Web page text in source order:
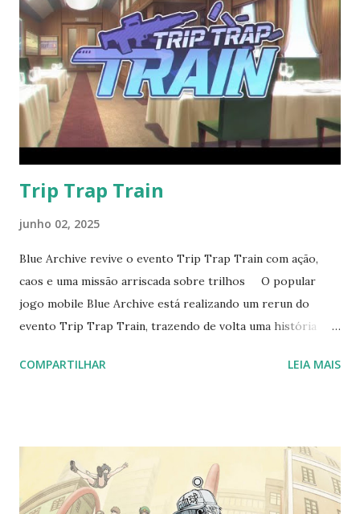
segunda chance. E essa chance finalmente veio! O evento
em questão que disponibilizou Rio Tsukatsuki como
personagem jogável em Blue Archive foi o "Code: BOX -
Shadow Looming Over Millennium ~One Question and Two
Answers~", lançado durante as comemorações do 4º
aniversário do jogo, em janeiro de 2025, no servidor
japonês, e posteriormente em julho de 2025 no global. Esse
evento marca um momento pivotal, integ...
Trip Trap Train
junho 02, 2025
Blue Archive revive o evento Trip Trap Train com ação,
caos e uma missão arriscada sobre trilhos O popular
jogo mobile Blue Archive está realizando um rerun do
evento Trip Trap Train, trazendo de volta uma história
missão de transportar uma relíquia poderosa para a Tea
A trama carrega uma atmosfera de incerteza e rivalidade
entre as facções que governam a escola. Para reforçar sua
autoridade, a Tea Party solicita à Justice Task Force o
COMPARTILHAR LEIA MAIS